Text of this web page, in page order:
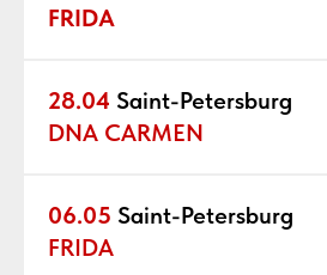
FRIDA
28.04 Saint-Petersburg
DNA CARMEN
06.05 Saint-Petersburg
FRIDA